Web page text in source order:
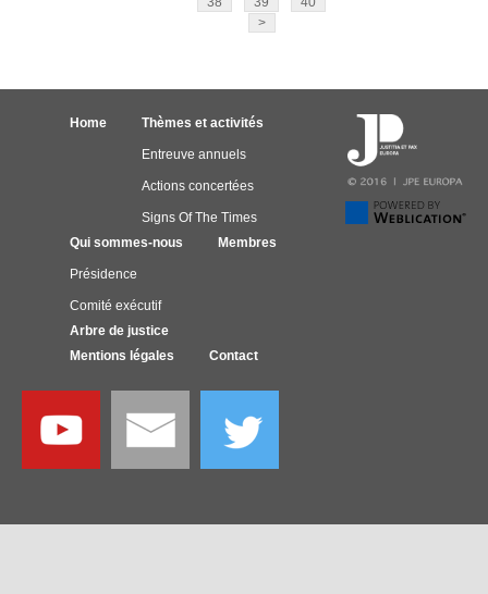
>
Home Thèmes et activités
Entreuve annuels
Actions concertées
Signs Of The Times
Qui sommes-nous
Présidence
Comité exécutif
Membres
Arbre de justice
Mentions légales
Contact